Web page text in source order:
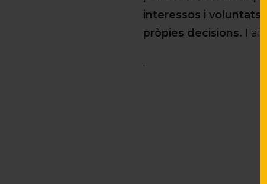
interessos i
pròpies decisions. I
.